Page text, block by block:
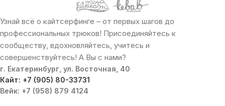
Узнай всё о кайтсерфинге – от первых шагов до
профессиональных трюков! Присоединяйтесь к
сообществу, вдохновляйтесь, учитесь и
совершенствуйтесь! А Вы с нами?
г. Екатеринбург, ул. Восточная, 40
Кайт: +7 (905) 80-33731
Вейк: +7 (958) 879 4124